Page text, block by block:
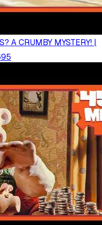
A CRUMBY MYSTERY! |